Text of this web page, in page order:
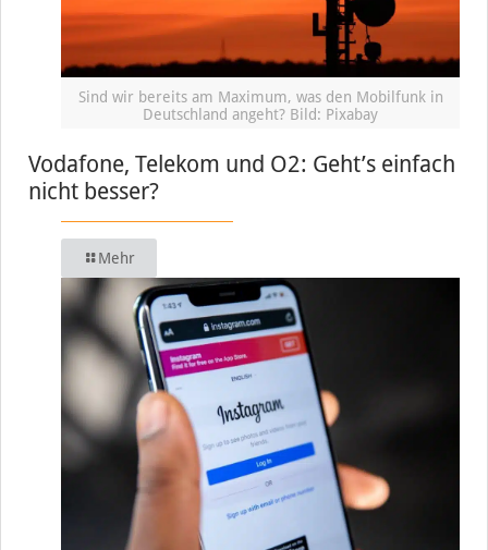
Sind wir bereits am Maximum, was den Mobilfunk in
Deutschland angeht? Bild: Pixabay
Vodafone, Telekom und O2: Geht’s einfach
nicht besser?
Mehr